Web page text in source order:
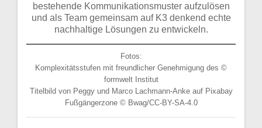
bestehende Kommunikationsmuster aufzulösen
und als Team gemeinsam auf K3 denkend echte
nachhaltige Lösungen zu entwickeln.
Fotos:
Komplexitätsstufen mit freundlicher Genehmigung des ©
formwelt Institut
Titelbild von Peggy und Marco Lachmann-Anke auf Pixabay
Fußgängerzone © Bwag/CC-BY-SA-4.0